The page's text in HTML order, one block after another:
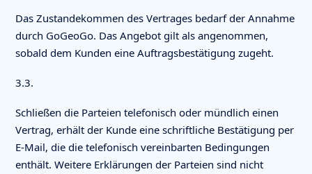
Das Zustandekommen des Vertrages bedarf der Annahme
durch GoGeoGo. Das Angebot gilt als angenommen,
sobald dem Kunden eine Auftragsbestätigung zugeht.
3.3.
Schließen die Parteien telefonisch oder mündlich einen
Vertrag, erhält der Kunde eine schriftliche Bestätigung per
E-Mail, die die telefonisch vereinbarten Bedingungen
enthält. Weitere Erklärungen der Parteien sind nicht